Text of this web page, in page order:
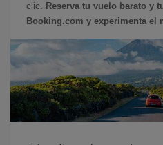
clic. Reserva tu vuelo barato y
Booking.com y experimenta el